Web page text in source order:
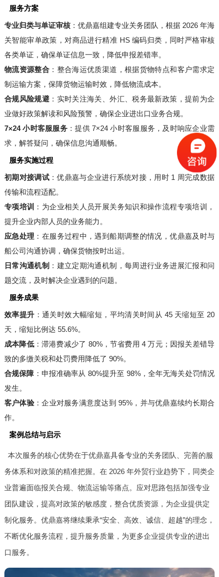
服务方案
专业归类与单证审核：优鼎嘉组建专业关务团队，根据 2026 年海
关智能审单政策，对商品进行精准 HS 编码归类，同时严格审核
各类单证，确保单证信息一致，降低申报差错率。
物流资源整合 ：整合海运优质渠道，根据货物特点和客户需求定
制运输方案，保障货物运输时效，降低物流成本。
合规风险规避 ：实时关注海关、外汇、税务最新政策，提前为企
业做好政策解读和风险预警，确保企业进出口业务合规。
7×24 小时客服服务：提供 7×24 小时客服服务，及时响应企业需
求，解答疑问，确保信息沟通顺畅。
服务实施过程
初期对接调试：优鼎嘉与企业进行系统对接，用时 1 周完成数据
传输和流程适配。
专项培训 ：为企业相关人员开展关务知识和操作流程专项培训，
提升企业内部人员的业务能力。
应急处理 ：在服务过程中，遇到船期调整的情况，优鼎嘉及时与
船公司沟通协调，确保货物按时出运。
日常沟通机制 ：建立定期沟通机制，每周进行业务进展汇报和问
题交流，及时解决企业遇到的问题。
服务成果
效率提升 ：通关时效大幅缩短，平均清关时间从 45 天缩短至 20
天，缩短比例达 55.6%。
成本降低：滞港费减少了 80%，节省费用 4 万元；因报关差错导
致的多缴关税和处罚费用降低了 90%。
合规保障：申报准确率从 80%提升至 98%，全年无海关处罚情况
发生。
客户体验：企业对服务满意度达到 95%，并与优鼎嘉续约长期合
作。
案例总结与启示
本次服务的核心优势在于优鼎嘉具备专业的关务团队、完善的服
务体系和对政策的精准把握。在 2026 年外贸行业趋势下，同类企
业普遍面临报关合规、物流运输等痛点。应对思路包括加强专业
团队建设，提高对政策的敏感度，整合优质资源，为企业提供定
制化服务。优鼎嘉将继续秉承“安全、高效、诚信、超越”的理念，
不断优化服务流程，提升服务质量，为更多企业提供专业的进出
口服务。